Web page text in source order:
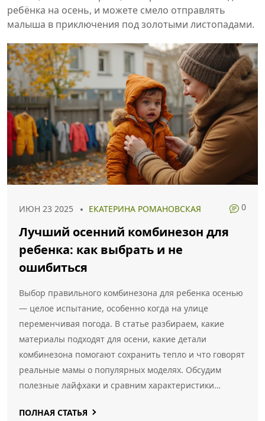
ребёнка на осень, и можете смело отправлять
малыша в приключения под золотыми листопадами.
ИЮН 23 2025 ЕКАТЕРИНА РОМАНОВСКАЯ 0
Лучший осенний комбинезон для
ребенка: как выбрать и не
ошибиться
Выбор правильного комбинезона для ребенка осенью
— целое испытание, особенно когда на улице
переменчивая погода. В статье разбираем, какие
материалы подходят для осени, какие детали
комбинезона помогают сохранить тепло и что говорят
реальные мамы о популярных моделях. Обсудим
полезные лайфхаки и сравним характеристики
какой комбинезон подойдет вашему малышу.
ПОЛНАЯ СТАТЬЯ